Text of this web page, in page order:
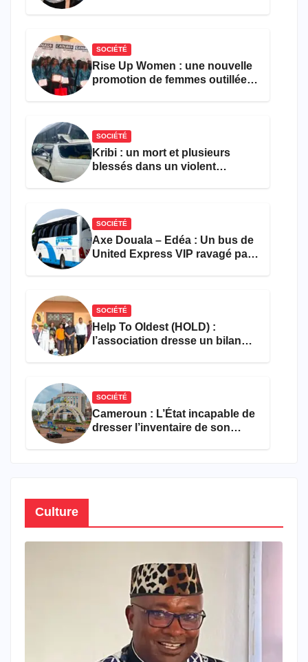
SOCIÉTÉ
Rise Up Women : une nouvelle
promotion de femmes outillées
SOCIÉTÉ
Kribi : un mort et plusieurs
blessés dans un violent
SOCIÉTÉ
Axe Douala – Edéa : Un bus de
United Express VIP ravagé par
SOCIÉTÉ
Help To Oldest (HOLD) :
l’association dresse un bilan
SOCIÉTÉ
Cameroun : L’État incapable de
dresser l’inventaire de son
Culture